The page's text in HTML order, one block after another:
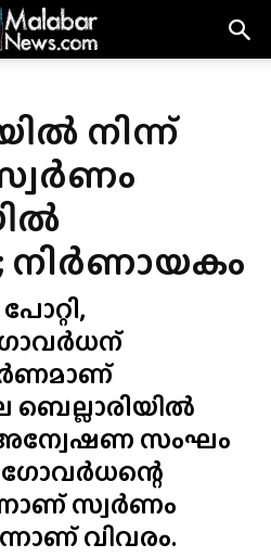
നിന്ന്
നിർണായകം
അന്വേഷണ സംഘം
സ്വർണം
വിവരം.